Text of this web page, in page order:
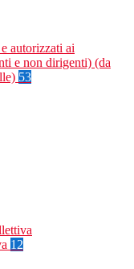
autorizzati ai
e non dirigenti) (da
53
12